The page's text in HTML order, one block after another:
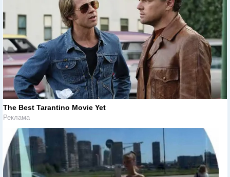
The Best Tarantino Movie Yet
Реклама